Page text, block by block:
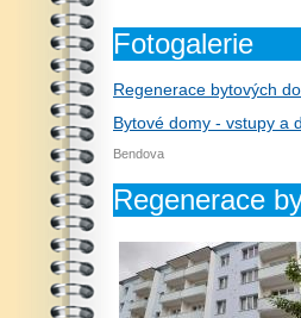
Fotogalerie
Regenerace bytových
Bytové domy - vstupy a
Bendova
Regenerace